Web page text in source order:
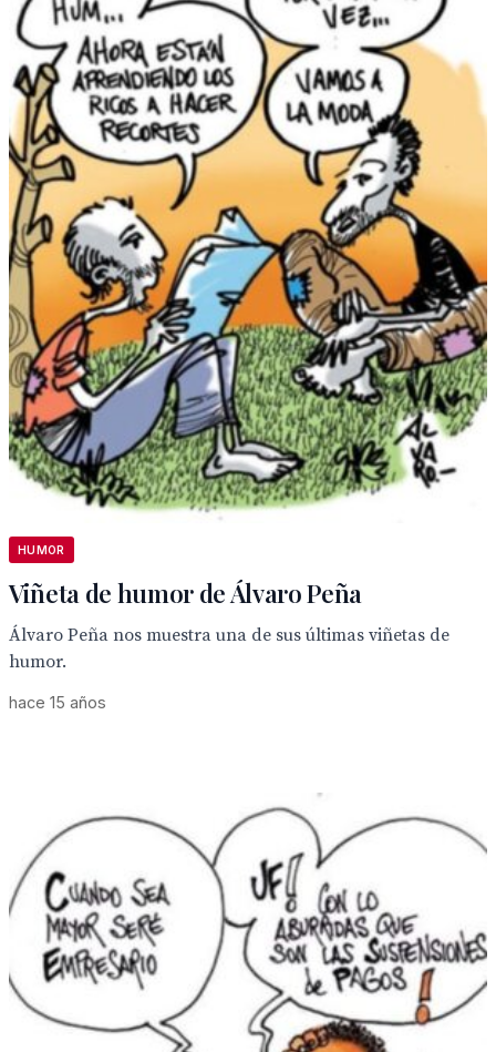
HUMOR
Viñeta de humor de Álvaro Peña
Álvaro Peña nos muestra una de sus últimas viñetas de
humor.
hace 15 años